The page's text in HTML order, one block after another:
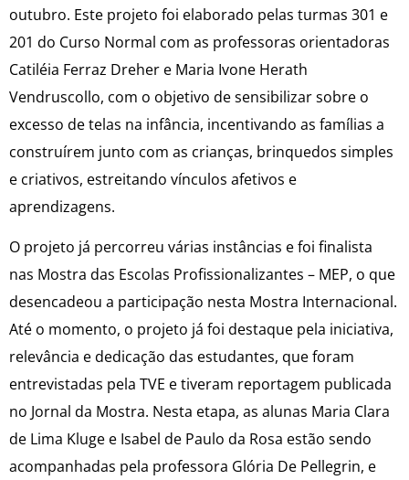
outubro. Este projeto foi elaborado pelas turmas 301 e
201 do Curso Normal com as professoras orientadoras
Catiléia Ferraz Dreher e Maria Ivone Herath
Vendruscollo, com o objetivo de sensibilizar sobre o
excesso de telas na infância, incentivando as famílias a
construírem junto com as crianças, brinquedos simples
e criativos, estreitando vínculos afetivos e
aprendizagens.
O projeto já percorreu várias instâncias e foi finalista
nas Mostra das Escolas Profissionalizantes – MEP, o que
desencadeou a participação nesta Mostra Internacional.
Até o momento, o projeto já foi destaque pela iniciativa,
relevância e dedicação das estudantes, que foram
entrevistadas pela TVE e tiveram reportagem publicada
no Jornal da Mostra. Nesta etapa, as alunas Maria Clara
de Lima Kluge e Isabel de Paulo da Rosa estão sendo
acompanhadas pela professora Glória De Pellegrin, e